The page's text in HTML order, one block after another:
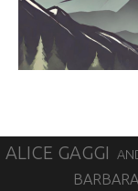
ALICE GAGGI